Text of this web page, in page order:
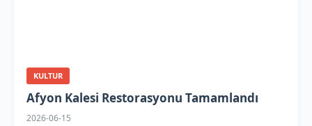
KULTUR
Afyon Kalesi Restorasyonu Tamamlandı
2026-06-15